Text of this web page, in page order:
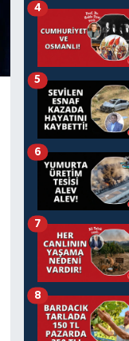
4
5
6
7
8